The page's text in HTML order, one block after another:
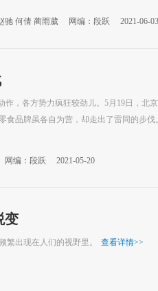
驰 何倩 蔺雨葳 网编：段跃 2021-06-03
作，各方势力疯狂较劲儿。5月19日，北
食品牌虽各自为营，却走出了雷同的步伐
网编：段跃 2021-05-20
变
繁出现在人们的视野里。 查看详情>>